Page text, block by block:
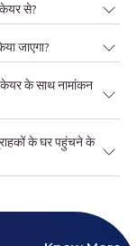
से?
जाएगा?
के साथ नामांकन
के घर पहुंचने के